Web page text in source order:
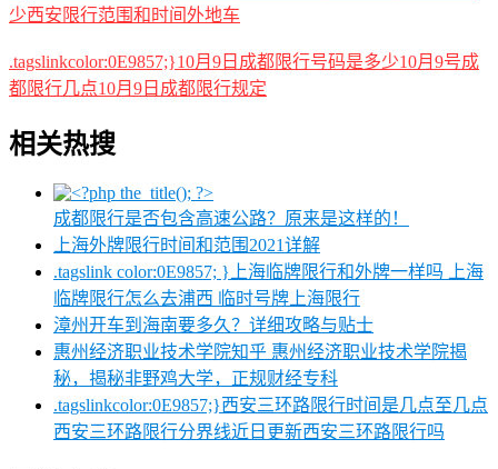
少西安限行范围和时间外地车
.tagslinkcolor:0E9857;}10月9日成都限行号码是多少10月9号成
都限行几点10月9日成都限行规定
相关热搜
成都限行是否包含高速公路？原来是这样的！
上海外牌限行时间和范围2021详解
.tagslink color:0E9857; }上海临牌限行和外牌一样吗 上海
临牌限行怎么去浦西 临时号牌上海限行
漳州开车到海南要多久？详细攻略与贴士
惠州经济职业技术学院知乎 惠州经济职业技术学院揭
秘，揭秘非野鸡大学，正规财经专科
.tagslinkcolor:0E9857;}西安三环路限行时间是几点至几点
西安三环路限行分界线近日更新西安三环路限行吗